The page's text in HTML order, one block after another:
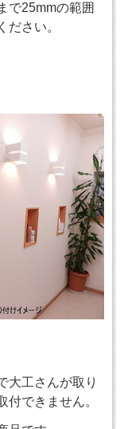
で25mmの範囲
ださい。
大工さんが取り
できません。